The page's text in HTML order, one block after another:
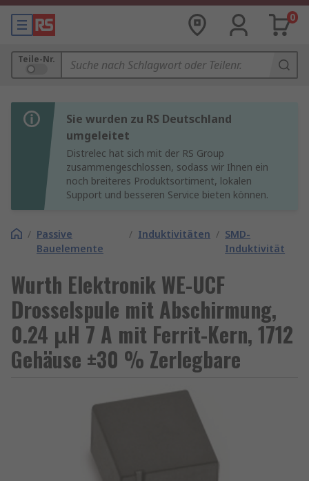
0
Teile-Nr.
Sie wurden zu RS Deutschland
umgeleitet
Distrelec hat sich mit der RS Group
zusammengeschlossen, sodass wir Ihnen ein
noch breiteres Produktsortiment, lokalen
Support und besseren Service bieten können.
/ Passive
Bauelemente
/ Induktivitäten / SMD-
Induktivität
Wurth Elektronik WE-UCF
Drosselspule mit Abschirmung,
0.24 μH 7 A mit Ferrit-Kern, 1712
Gehäuse ±30 % Zerlegbare